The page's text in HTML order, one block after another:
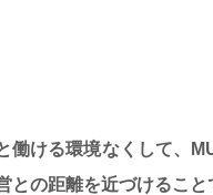
ける環境なくして、
との距離を近づけるこ